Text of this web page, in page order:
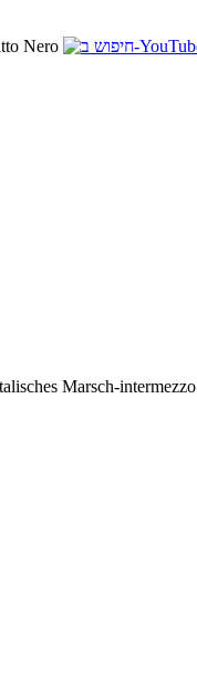
Nero
Marsch-intermezzo